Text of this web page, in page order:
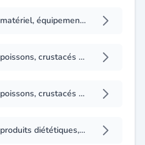
Commerce de détail de matériel, équipements et fournitures de protection et de sécurité, leurs pièces détachées et accessoires
Commerce de détail de poissons, crustacés et coquillages (fruits de mer)
Commerce de détail de poissons, crustacés et coquillages congelés ou surgelés
Commerce de détail de produits diététiques, nutritionnels et de régime